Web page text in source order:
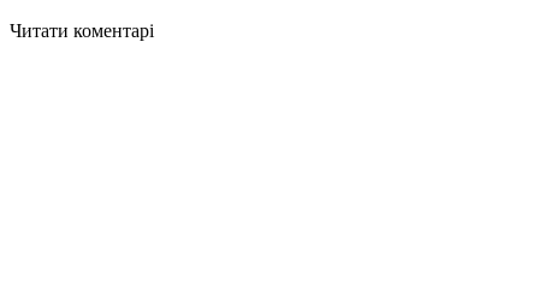
Читати коментарі